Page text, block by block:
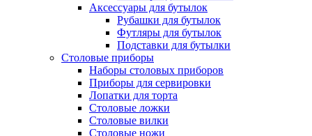
Аксессуары для бутылок
Рубашки для бутылок
Футляры для бутылок
Подставки для бутылки
Столовые приборы
Наборы столовых приборов
Приборы для сервировки
Лопатки для торта
Столовые ложки
Столовые вилки
Столовые ножи